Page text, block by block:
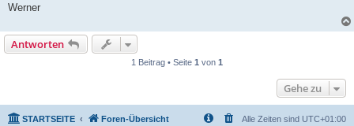
Werner
Antworten
1 Beitrag • Seite 1 von 1
Gehe zu
STARTSEITE Foren-Übersicht Alle Zeiten sind UTC+01:00